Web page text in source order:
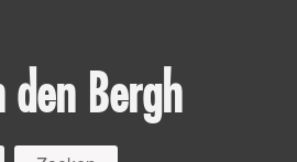
den Bergh